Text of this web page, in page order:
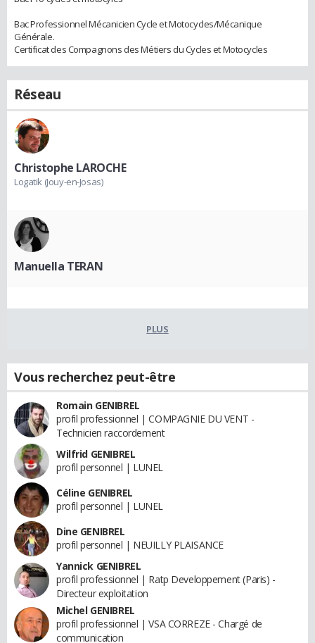
Bac Professionnel Mécanicien Cycle et Motocycles/Mécanique
Générale.
Certificat des Compagnons des Métiers du Cycles et Motocycles
Réseau
Christophe LAROCHE
Logatik (Jouy-en-Josas)
Manuella TERAN
PLUS
Vous recherchez peut-être
Romain GENIBREL
profil professionnel | COMPAGNIE DU VENT -
Technicien raccordement
Wilfrid GENIBREL
profil personnel | LUNEL
Céline GENIBREL
profil personnel | LUNEL
Dine GENIBREL
profil personnel | NEUILLY PLAISANCE
Yannick GENIBREL
profil professionnel | Ratp Developpement (Paris) -
Directeur exploitation
Michel GENIBREL
profil professionnel | VSA CORREZE - Chargé de
communication